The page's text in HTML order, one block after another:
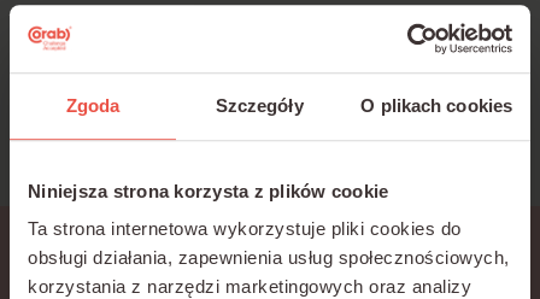
Zgoda Szczegóły O plikach cookies
Niniejsza strona korzysta z plików cookie
Ta strona internetowa wykorzystuje pliki cookies do
obsługi działania, zapewnienia usług społecznościowych,
korzystania z narzędzi marketingowych oraz analizy
Jesteś zainteresowany
szkoleniami?
Napisz:
k.bartold@corab.com.pl
Przerwa techniczna